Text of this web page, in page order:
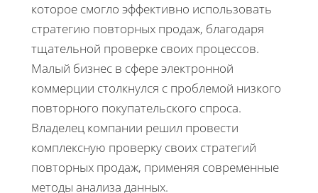
которое смогло эффективно использовать
стратегию повторных продаж, благодаря
тщательной проверке своих процессов.
Малый бизнес в сфере электронной
коммерции столкнулся с проблемой низкого
повторного покупательского спроса.
Владелец компании решил провести
комплексную проверку своих стратегий
повторных продаж, применяя современные
методы анализа данных.